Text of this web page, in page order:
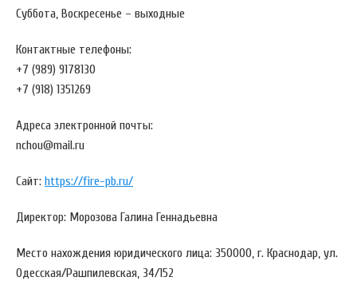
Суббота, Воскресенье – выходные
Контактные телефоны:
+7 (989) 9178130
+7 (918) 1351269
Адреса электронной почты:
nchou@mail.ru
Сайт: https://fire-pb.ru/
Директор: Морозова Галина Геннадьевна
Место нахождения юридического лица: 350000, г. Краснодар, ул.
Одесская/Рашпилевская, 34/152